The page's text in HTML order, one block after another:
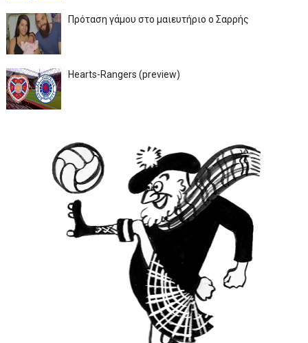
Πρόταση γάμου στο μαιευτήριο ο Σαρρής
Hearts-Rangers (preview)